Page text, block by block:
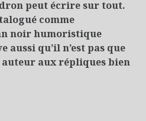
peut écrire sur tout.
comme
noir humoristique
qu’il n’est pas que
auteur aux répliques bien